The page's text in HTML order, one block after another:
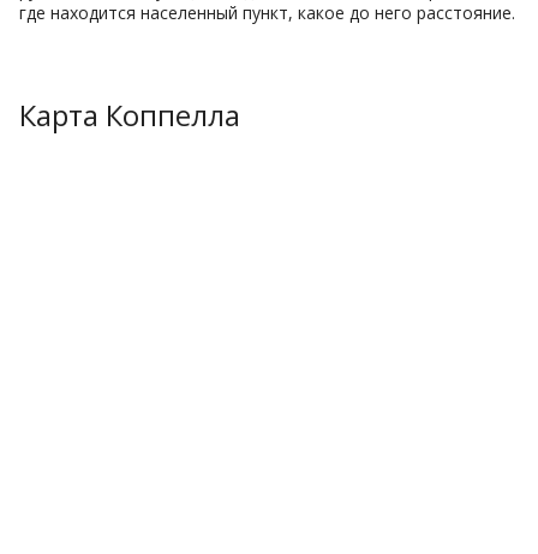
где находится населенный пункт, какое до него расстояние.
Карта Коппелла